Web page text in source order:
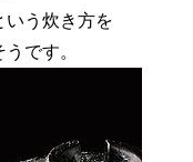
いう炊き方を
です。